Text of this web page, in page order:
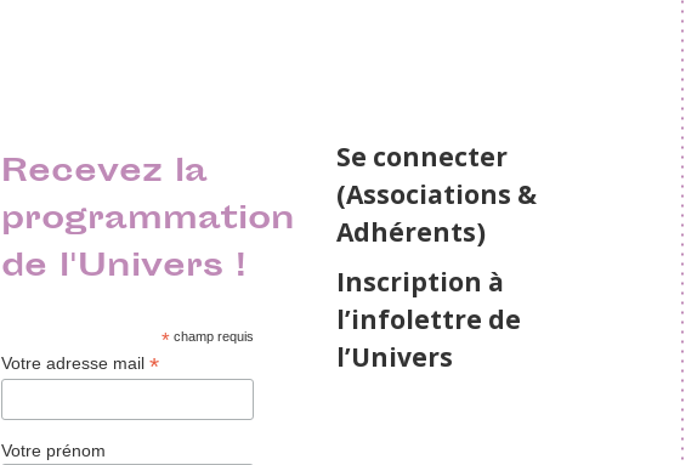
Recevez la
programmation
de l'Univers !
*champ requis
Votre adresse mail*
Votre prénom
Se connecter
(Associations &
Adhérents)
Inscription à
l’infolettre de
l’Univers